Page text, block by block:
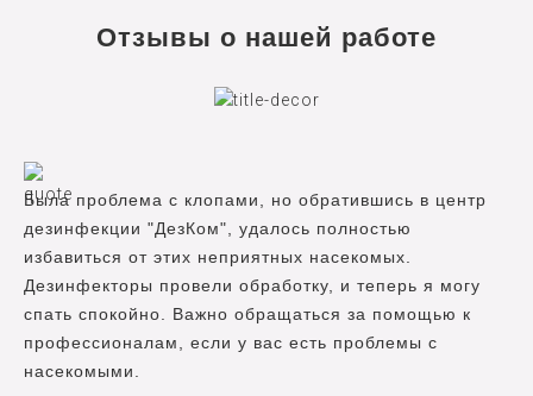
Отзывы о нашей работе
Была проблема с клопами, но обратившись в центр
дезинфекции "ДезКом", удалось полностью
избавиться от этих неприятных насекомых.
Дезинфекторы провели обработку, и теперь я могу
спать спокойно. Важно обращаться за помощью к
профессионалам, если у вас есть проблемы с
насекомыми.